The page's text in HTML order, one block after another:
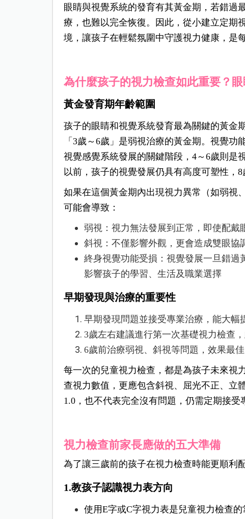
眼睛與視覺系統的發育有其黃金期，若錯過
療，也難以完全恢復。因此，從小建立定期
境，讓孩子在輕鬆氛圍中守護視力健康，是
為什麼孩子的視力檢查如此重要？
黃金發育期年齡範圍
孩子的眼睛和視覺系統發育最為關鍵的黃金
「3歲～6歲」是弱視治療的黃金期。視覺
視覺感覺系統發展的關鍵階段，4～6歲則是
以前，孩子的視覺發展仍具有高度可塑性，
如果在這個黃金期內出現視力異常（如弱視
可能會導致：
弱視：視力無法發展到正常，即使配戴
斜視：不僅影響外觀，更會造成雙眼協
終身視覺功能受損：視覺發展一旦錯過
影響孩子的學習、生活及職業選擇
早期發現與治療的重要性
早期發現問題並接受專業治療，能大幅
3歲左右建議進行第一次基礎視力檢查
6歲前治療弱視、斜視等問題，效果最
每一次的兒童視力檢查，都是為孩子未來視
查視力數值，更應包含斜視、屈光不正、立
1.0，也不代表完全沒有問題，仍需定期接受
視力檢查前家長應做的五大準備
為了讓三歲前的孩子在視力檢查時能更順利
1.教孩子認識視力表方向
使用E字或C字視力表是兒童視力檢查